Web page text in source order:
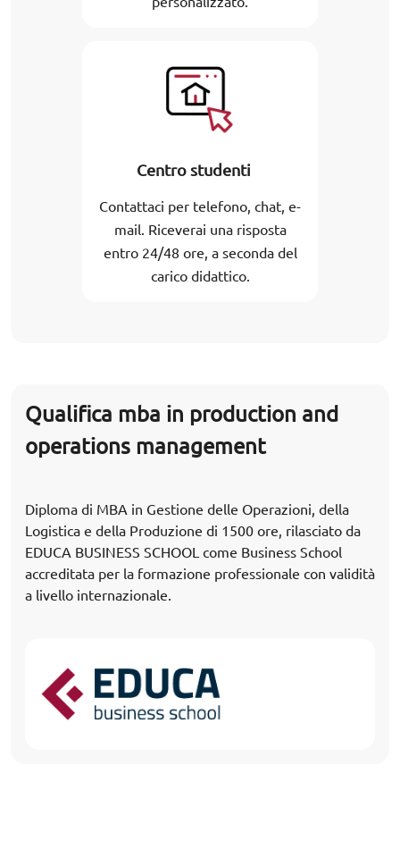
Centro studenti
Contattaci per telefono, chat, e-
mail. Riceverai una risposta
entro 24/48 ore, a seconda del
carico didattico.
Qualifica mba in production and
operations management
Diploma di MBA in Gestione delle Operazioni, della
Logistica e della Produzione di 1500 ore, rilasciato da
EDUCA BUSINESS SCHOOL come Business School
accreditata per la formazione professionale con validità
a livello internazionale.